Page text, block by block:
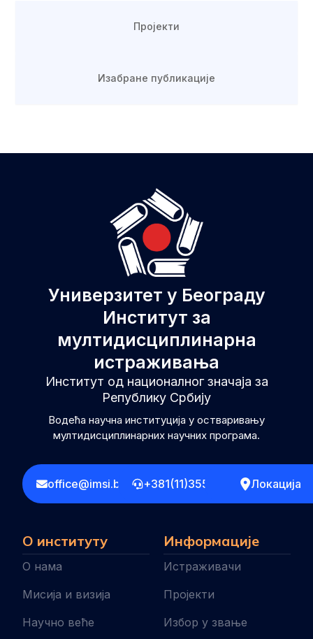
Пројекти
Изабране публикације
Универзитет у Београду
Институт за
мултидисциплинарна
истраживања
Институт од националног значаја за
Републику Србију
Водећа научна институција у остваривању
мултидисциплинарних научних програма.
office@imsi.bg.ac.rs+381(11)3555258 Локација
О институту
О нама
Мисија и визија
Научно веће
Информације
Истраживачи
Пројекти
Избор у звање